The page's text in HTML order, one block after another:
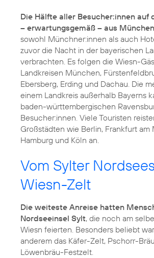
Die Hälfte aller Besucher:innen auf
– erwartungsgemäß – aus
sowohl Münchner:innen als auch
zuvor die Nacht in der bayerischen
verbrachten. Es folgen die Wiesn-
Landkreisen München,
Ebersberg, Erding und Dachau. Die
einem Landkreis außerhalb Bayerns
baden-württembergischen
Besucher:innen. Viele Touristen
Großstädten wie Berlin, Frankfurt am
Hamburg und Köln an.
Vom Sylter
Wiesn-Zelt
Die weiteste Anreise hatten
Nordseeinsel Sylt, die noch am
Wiesn feierten. Besonders beliebt
anderem das Käfer-Zelt, Pschorr-
Löwenbräu-Festzelt.